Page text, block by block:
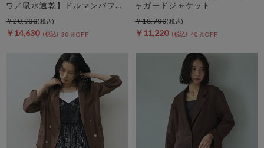
ワ／吸水速乾】ドルマンパフジ
ャケット
￥14,630 30％OFF
￥20,900
ャガードジャケット
￥11,220 40％OFF
￥18,700